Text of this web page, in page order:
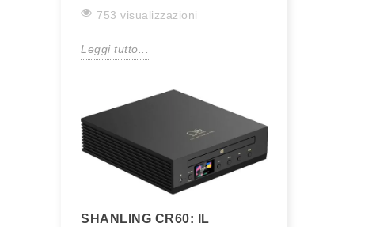
753 visualizzazioni
Leggi tutto...
SHANLING CR60: IL